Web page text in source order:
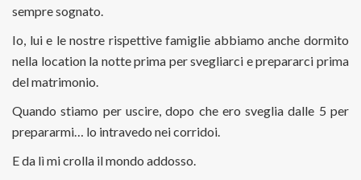
sempre sognato.
Io, lui e le nostre rispettive famiglie abbiamo anche dormito
nella location la notte prima per svegliarci e prepararci prima
del matrimonio.
Quando stiamo per uscire, dopo che ero sveglia dalle 5 per
prepararmi… lo intravedo nei corridoi.
E da lì mi crolla il mondo addosso.